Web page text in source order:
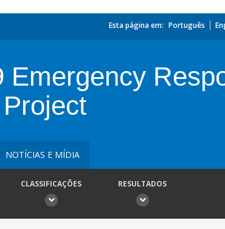
Esta página em: Português
NOTÍCIAS E MÍDIA
CLASSIFICAÇÕES RESULTADOS